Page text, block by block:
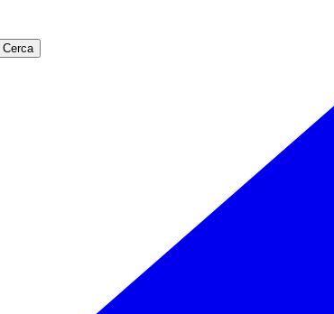
Cerca